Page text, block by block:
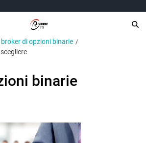
di opzioni binarie
binarie